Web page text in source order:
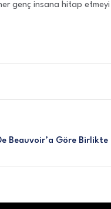
genç insana hitap
Beauvoir’a Göre Birlikte